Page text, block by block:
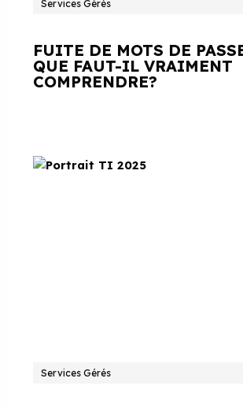
Services Gérés
FUITE DE MOTS DE
QUE FAUT-IL VRAIMENT
COMPRENDRE?
Services Gérés